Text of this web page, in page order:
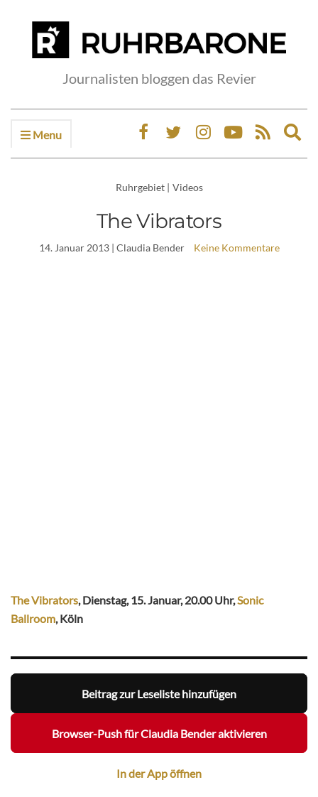
Journalisten bloggen das Revier
Menu
Ruhrgebiet | Videos
The Vibrators
14. Januar 2013| Claudia Bender Keine Kommentare
The Vibrators, Dienstag, 15. Januar, 20.00 Uhr,Sonic
Ballroom, Köln
Beitrag zur Leseliste hinzufügen
Browser-Push für Claudia Bender aktivieren
In der App öffnen